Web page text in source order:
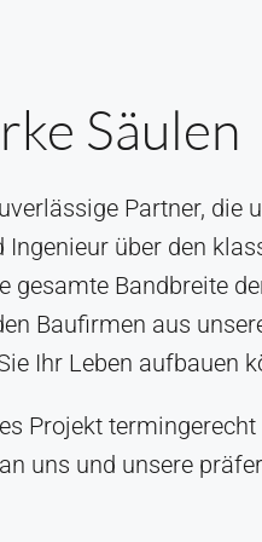
Säulen
Partner, die
über den
Bandbreite
Baufirmen aus
Ihr Leben aufbauen
Projekt
uns und unsere